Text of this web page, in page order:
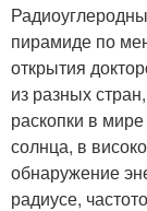
пирамиде по
открытия
из разных
раскопки в
солнца, в
обнаружение
радиусе,